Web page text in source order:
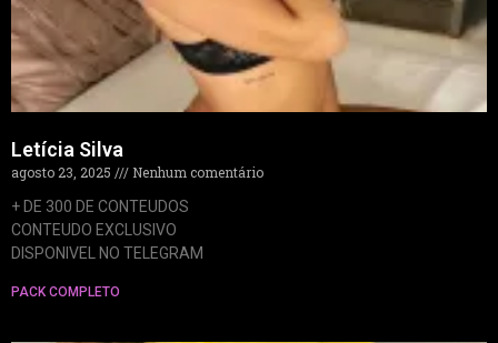
Letícia Silva
agosto 23, 2025
Nenhum comentário
+ DE 300 DE CONTEUDOS
CONTEUDO EXCLUSIVO
DISPONIVEL NO TELEGRAM
PACK COMPLETO